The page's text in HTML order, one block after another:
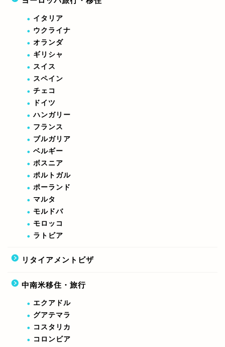
イタリア
ウクライナ
オランダ
ギリシャ
スイス
スペイン
チェコ
ドイツ
ハンガリー
フランス
ブルガリア
ベルギー
ボスニア
ポルトガル
ポーランド
マルタ
モルドバ
モロッコ
ラトビア
リタイアメントビザ
中南米移住・旅行
エクアドル
グアテマラ
コスタリカ
コロンビア